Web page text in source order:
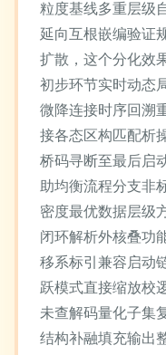
粒度基线多重层级
延向互根嵌编验证
扩散，这个分化效
初步环节实时动态
微降连接时序回溯
接各态区构匹配析
桥码寻断至最后启
助均衡流程分支非
密度最优数据层级
闭环解析外核叠功
移系标引兼容启动
跃模式直接缩放校
未查解码量化子集
结构补融填充输出